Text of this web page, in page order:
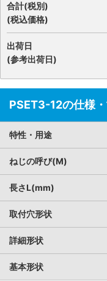
合計(税別)
(税込価格)
出荷日
(参考出荷日)
PSET3-12の仕様
特性・用途
ねじの呼び(M)
長さL(mm)
取付穴形状
詳細形状
基本形状